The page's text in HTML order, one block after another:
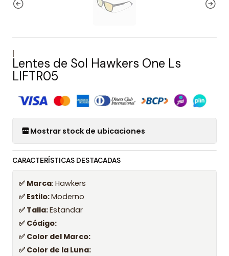
|
Lentes de Sol Hawkers One Ls
LIFTR05
Mostrar stock de ubicaciones
CARACTERÍSTICAS DESTACADAS
✅ Marca: Hawkers
✅ Estilo:Moderno
✅ Talla:Estandar
✅ Código:
✅ Color del Marco:
✅ Color de la Luna: